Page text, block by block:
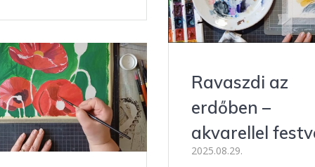
e
b
o
o
k
ss
e
n
g
er
er
e
st
za
m
e
g
k er
Ravaszdi az
erdőben –
akvarellel
2025.08.29.